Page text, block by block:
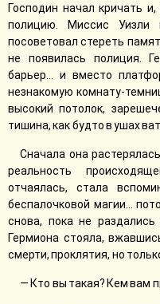
Господин начал кричать
полицию. Миссис Уизли
посоветовал стереть
не появилась полиция.
барьер… и вместо
незнакомую комнату-
высокий потолок,
тишина, как будто в ушах
Сначала она
реальность
отчаялась, стала
беспалочковой магии…
снова, пока не
Гермиона стояла,
смерти, проклятия, но
— Кто вы такая? Кем вам